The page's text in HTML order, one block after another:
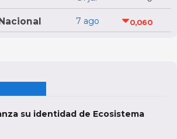
7 ago 0,060
su identidad de Ecosistema